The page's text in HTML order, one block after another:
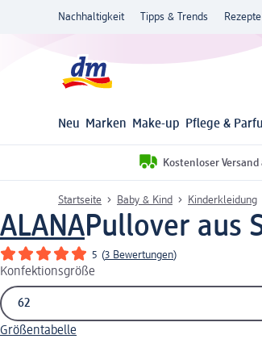
Nachhaltigkeit Tipps & Trends Rezepte
Neu Marken Make-up Pflege &
Kostenloser
Startseite Baby & Kind Kinderkleidung
ALANAPullover aus
5 (3 Bewertungen)
Konfektionsgröße
Größentabelle